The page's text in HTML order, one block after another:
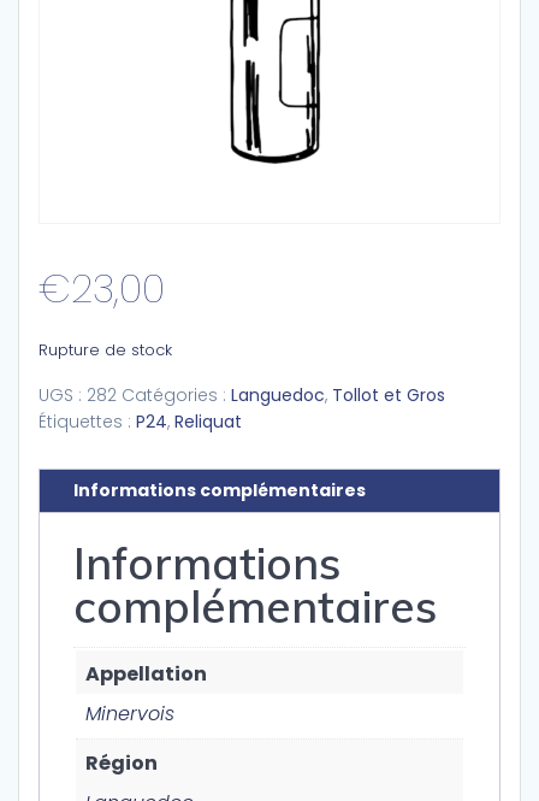
€23,00
Rupture de stock
UGS : 282 Catégories : Languedoc, Tollot et Gros
Étiquettes : P24, Reliquat
Informations complémentaires
Informations
complémentaires
Appellation
Minervois
Région